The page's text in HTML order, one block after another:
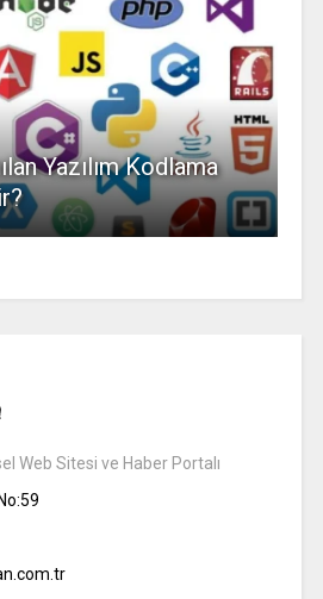
Yazılım Kodlama
Web Sitesi ve Haber Portalı